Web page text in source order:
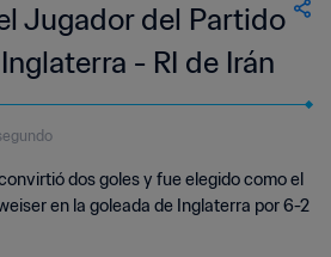
Jugador del Partido
- RI de Irán
dos goles y fue elegido como el
en la goleada de Inglaterra por 6-2